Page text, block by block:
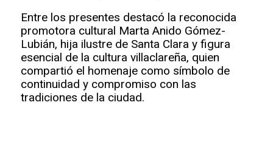
Entre los presentes destacó la reconocida
promotora cultural Marta Anido Gómez-
Lubián, hija ilustre de Santa Clara y figura
esencial de la cultura villaclareña, quien
compartió el homenaje como símbolo de
continuidad y compromiso con las
tradiciones de la ciudad.